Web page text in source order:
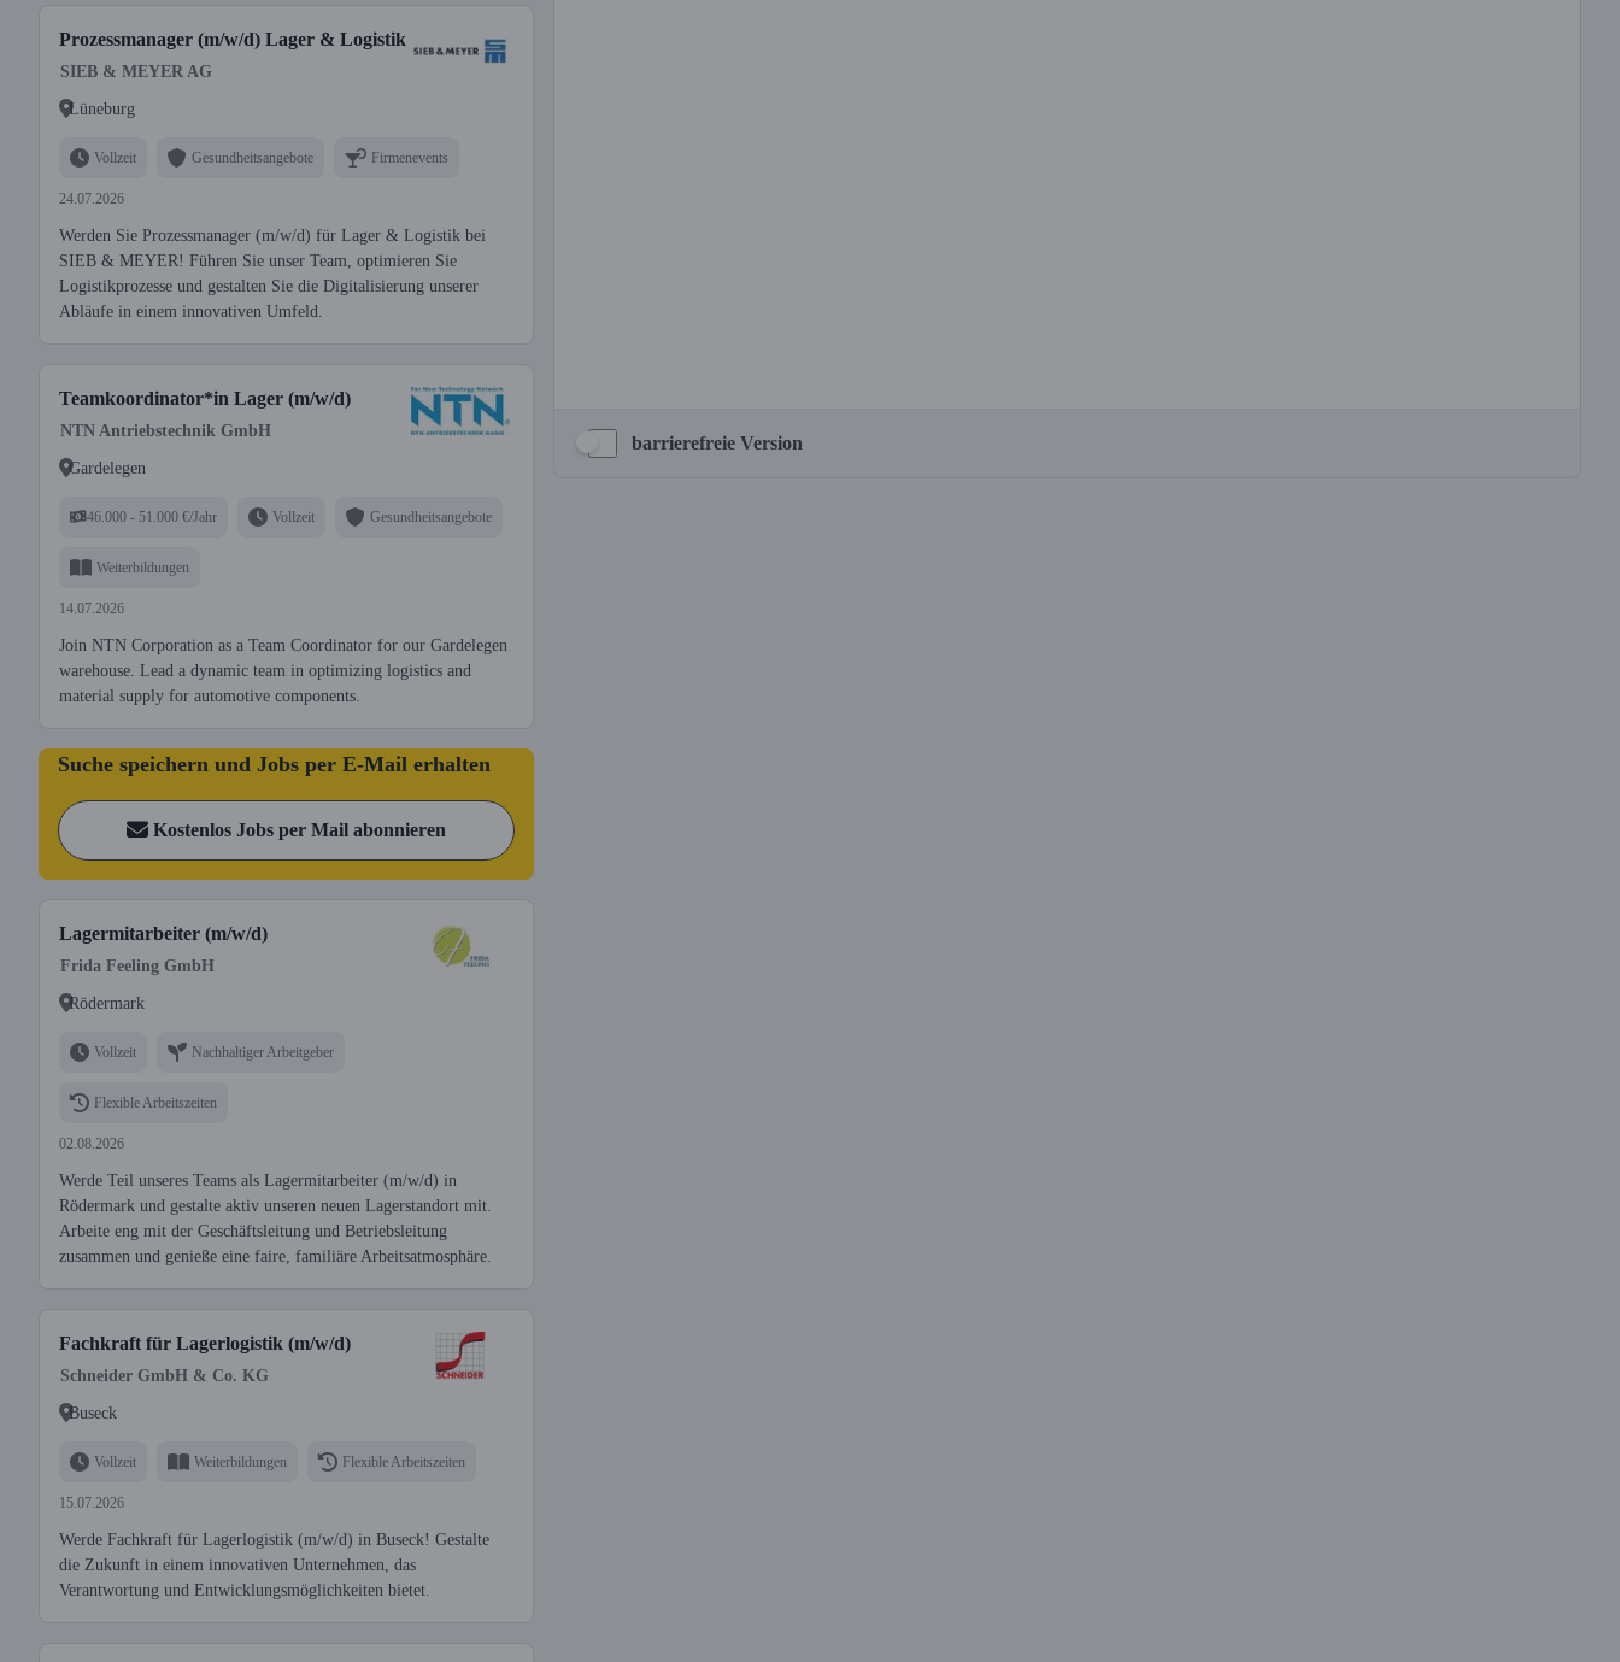
Prozessmanager (m/w/d) Lager & Logistik
SIEB & MEYER AG
Lüneburg
Vollzeit Gesundheitsangebote Firmenevents
24.07.2026
Werden Sie Prozessmanager (m/w/d) für Lager & Logistik bei
SIEB & MEYER! Führen Sie unser Team, optimieren Sie
Logistikprozesse und gestalten Sie die Digitalisierung unserer
Abläufe in einem innovativen Umfeld.
Teamkoordinator*in Lager (m/w/d)
NTN Antriebstechnik GmbH
Gardelegen
46.000 - 51.000 €/Jahr Vollzeit Gesundheitsangebote
Weiterbildungen
14.07.2026
Join NTN Corporation as a Team Coordinator for our Gardelegen
warehouse. Lead a dynamic team in optimizing logistics and
material supply for automotive components.
Suche speichern und Jobs per E-Mail erhalten
Kostenlos Jobs per Mail abonnieren
Lagermitarbeiter (m/w/d)
Frida Feeling GmbH
Rödermark
Vollzeit Nachhaltiger Arbeitgeber
Flexible Arbeitszeiten
02.08.2026
Werde Teil unseres Teams als Lagermitarbeiter (m/w/d) in
Rödermark und gestalte aktiv unseren neuen Lagerstandort mit.
Arbeite eng mit der Geschäftsleitung und Betriebsleitung
zusammen und genieße eine faire, familiäre Arbeitsatmosphäre.
Fachkraft für Lagerlogistik (m/w/d)
Schneider GmbH & Co. KG
Buseck
Vollzeit Weiterbildungen Flexible Arbeitszeiten
15.07.2026
Werde Fachkraft für Lagerlogistik (m/w/d) in Buseck! Gestalte
die Zukunft in einem innovativen Unternehmen, das
Verantwortung und Entwicklungsmöglichkeiten bietet.
barrierefreie Version